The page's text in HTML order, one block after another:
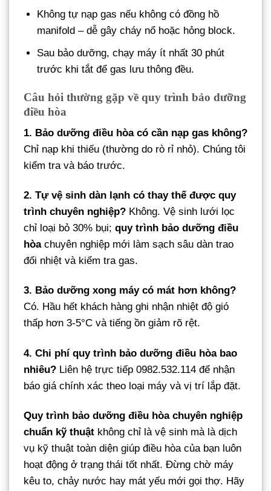
Không tự nạp gas nếu không có đồng hồ
manifold – dễ gây cháy nổ hoặc hỏng block.
Sau bảo dưỡng, chạy máy ít nhất 30 phút
trước khi tắt để gas lưu thông đều.
Câu hỏi thường gặp về quy trình bảo dưỡng
điều hòa
1. Bảo dưỡng điều hòa có cần nạp gas không?
Chỉ nạp khi thiếu (thường do rò rỉ nhỏ). Chúng tôi
kiểm tra và báo trước.
2. Tự vệ sinh dàn lạnh có thay thế được quy
trình chuyên nghiệp? Không. Vệ sinh lưới lọc
chỉ loại bỏ 30% bụi; quy trình bảo dưỡng điều
hòachuyên nghiệp mới làm sạch sâu dàn trao
đổi nhiệt và kiểm tra gas.
3. Bảo dưỡng xong máy có mát hơn không?
Có. Hầu hết khách hàng ghi nhận nhiệt độ gió
thấp hơn 3-5°C và tiếng ồn giảm rõ rệt.
4. Chi phí quy trình bảo dưỡng điều hòa bao
nhiêu? Liên hệ trực tiếp 0982.532.114 để nhận
báo giá chính xác theo loại máy và vị trí lắp đặt.
Quy trình bảo dưỡng điều hòa chuyên nghiệp
chuẩn kỹ thuật không chỉ là vệ sinh mà là dịch
vụ kỹ thuật toàn diện giúp điều hòa của bạn luôn
hoạt động ở trạng thái tốt nhất. Đừng chờ máy
kêu to, chảy nước hay mát yếu mới gọi thợ. Hãy